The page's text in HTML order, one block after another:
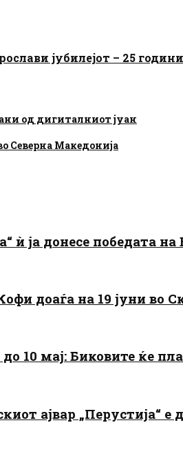
јубилејот – 25
од дигиталниот јуан
Северна Македонија
ѝ ја донесе победата на
доаѓа на 19 јуни во
10 мај: Биковите ќе
ајвар „Перустија“ е